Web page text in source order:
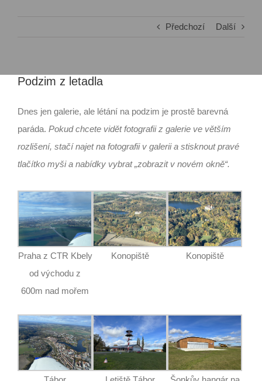
Předchozí Další
Podzim z letadla
Dnes jen galerie, ale létání na podzim je prostě barevná
paráda. Pokud chcete vidět fotografii z galerie ve větším
rozlišení, stačí najet na fotografii v galerii a stisknout pravé
tlačítko myši a nabídky vybrat „zobrazit v novém okně“.
Praha z CTR Kbely
od východu z
600m nad mořem
Konopiště Konopiště